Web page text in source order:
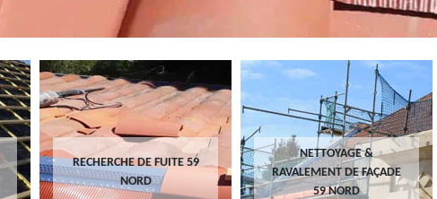
RECHERCHE DE FUITE 59
NORD
NETTOYAGE &
RAVALEMENT DE FAÇADE
59 NORD